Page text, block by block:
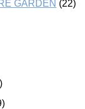
GARDEN (22)